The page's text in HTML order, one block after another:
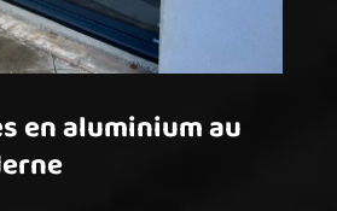
en aluminium au